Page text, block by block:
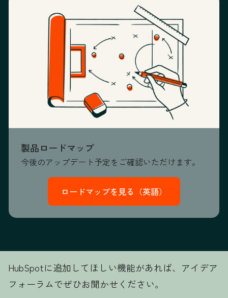
製品ロードマップ
今後のアップデート予定をご確認いただけます。
ロードマップを見る（英語）
HubSpotに追加してほしい機能があれば、アイデア
フォーラムでぜひお聞かせください。